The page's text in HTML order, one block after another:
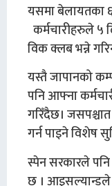
यसमा बेलायतका
कर्मचारीहरुले
विक क्लब भन्ने
यस्तै जापानको
पनि आफ्ना
गरिँदैछ।
गर्न पाइने विशेष
स्पेन सरकारले
छ । आइसल्यान्डले